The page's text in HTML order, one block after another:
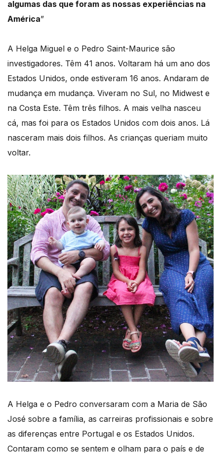
algumas das que foram as nossas experiências na
América”
A Helga Miguel e o Pedro Saint-Maurice são
investigadores. Têm 41 anos. Voltaram há um ano dos
Estados Unidos, onde estiveram 16 anos. Andaram de
mudança em mudança. Viveram no Sul, no Midwest e
na Costa Este. Têm três filhos. A mais velha nasceu
cá, mas foi para os Estados Unidos com dois anos. Lá
nasceram mais dois filhos. As crianças queriam muito
voltar.
A Helga e o Pedro conversaram com a Maria de São
José sobre a família, as carreiras profissionais e sobre
as diferenças entre Portugal e os Estados Unidos.
Contaram como se sentem e olham para o país e de